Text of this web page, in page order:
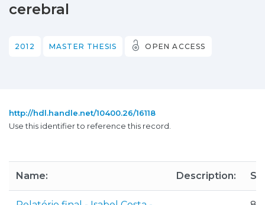
cerebral
2012 MASTER THESIS OPEN ACCESS
http://hdl.handle.net/10400.26/16118
Use this identifier to reference this record.
Name: Description: